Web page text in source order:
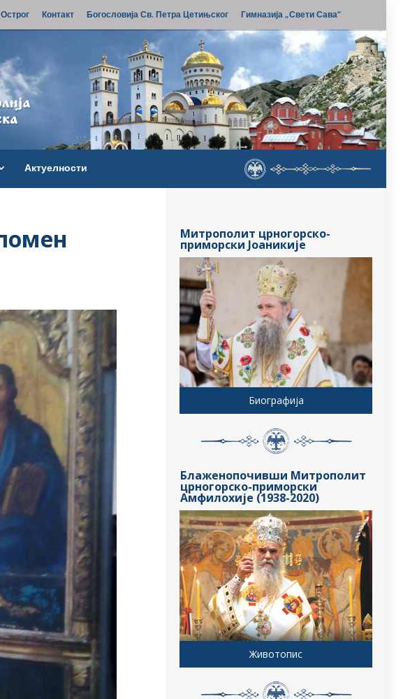
Контакт Богословија Св. Петра Цетињског Гимназија „Свети Сава“
Актуелности
Митрополит црногорско-
приморски Јоаникије
Биографија
Блаженопочивши Митрополит
црногорско-приморски
Амфилохије (1938-2020)
Животопис